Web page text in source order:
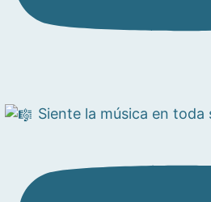
Siente la música en toda